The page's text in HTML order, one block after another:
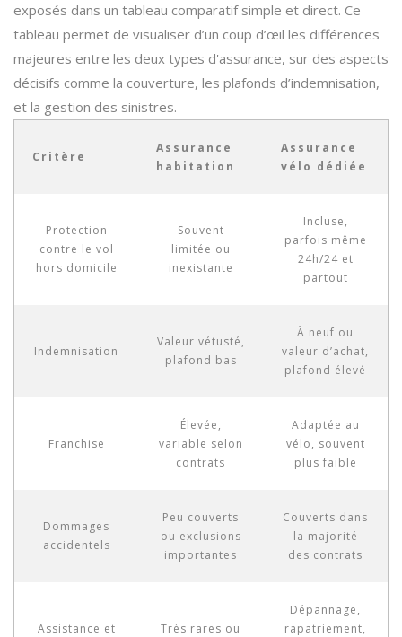
exposés dans un tableau comparatif simple et direct. Ce
tableau permet de visualiser d’un coup d’œil les différences
majeures entre les deux types d'assurance, sur des aspects
décisifs comme la couverture, les plafonds d’indemnisation,
et la gestion des sinistres.
Critère
Assurance
habitation
Assurance
vélo dédiée
Protection
contre le vol
hors domicile
Souvent
limitée ou
inexistante
Incluse,
parfois même
24h/24 et
partout
Indemnisation
Valeur vétusté,
plafond bas
À neuf ou
valeur d’achat,
plafond élevé
Franchise
Élevée,
variable selon
contrats
Adaptée au
vélo, souvent
plus faible
Dommages
accidentels
Peu couverts
ou exclusions
importantes
Couverts dans
la majorité
des contrats
Assistance et
Très rares ou
Dépannage,
rapatriement,